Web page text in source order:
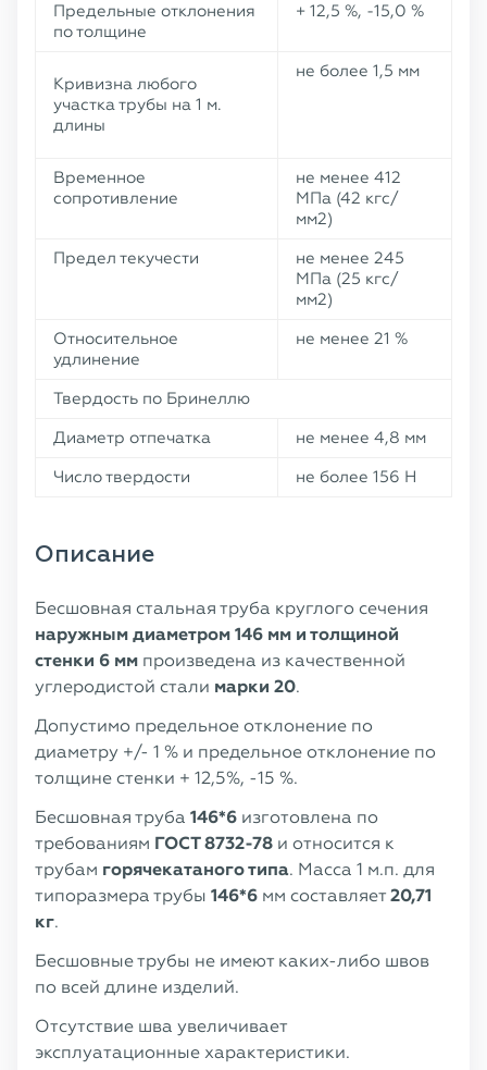
Предельные отклонения
по толщине
+ 12,5 %, -15,0 %
Кривизна любого
участка трубы на 1 м.
длины
не более 1,5 мм
Временное
сопротивление
не менее 412
МПа (42 кгс/
мм2)
Предел текучести
не менее 245
МПа (25 кгс/
мм2)
Относительное
удлинение
не менее 21 %
Твердость по Бринеллю
Диаметр отпечатка
не менее 4,8 мм
Число твердости
не более 156 Н
Описание
Бесшовная стальная труба круглого сечения
наружным диаметром 146 мм и толщиной
стенки 6 мм произведена из качественной
углеродистой стали марки 20.
Допустимо предельное отклонение по
диаметру +/- 1 % и предельное отклонение по
толщине стенки + 12,5%, -15 %.
Бесшовная труба 146*6 изготовлена по
требованиям ГОСТ 8732-78 и относится к
трубам горячекатаного типа. Масса 1 м.п. для
типоразмера трубы 146*6 мм составляет20,71
кг.
Бесшовные трубы не имеют каких-либо швов
по всей длине изделий.
Отсутствие шва увеличивает
эксплуатационные характеристики.